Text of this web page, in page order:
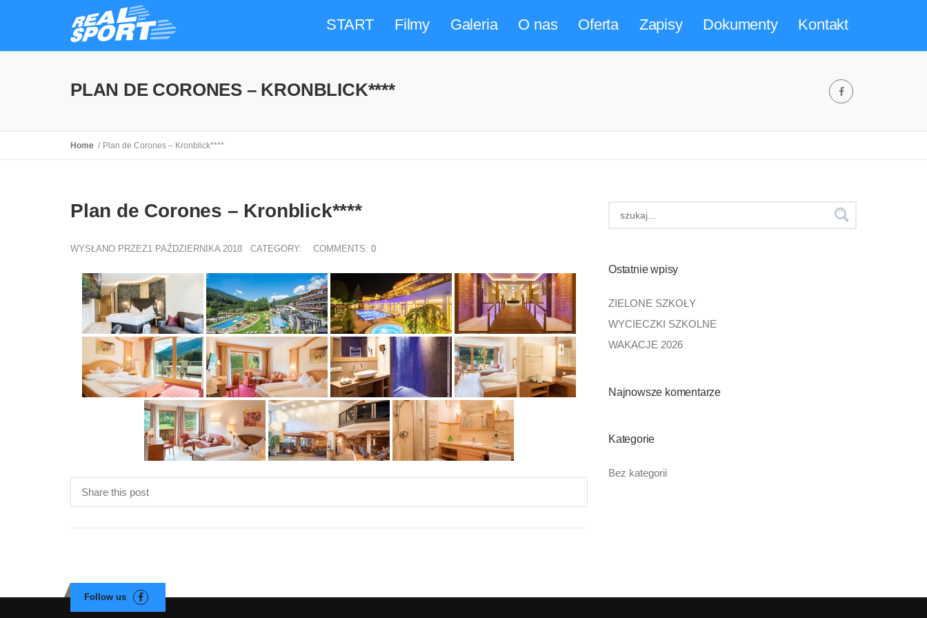
START Filmy Galeria O nas Oferta Zapisy Dokumenty Kontakt
PLAN DE CORONES – KRONBLICK****
Home Plan de Corones – Kronblick****
Plan de Corones – Kronblick****
WYSŁANO PRZEZ1 PAŹDZIERNIKA 2018 CATEGORY: COMMENTS: 0
Share this post
Ostatnie wpisy
ZIELONE SZKOŁY
WYCIECZKI SZKOLNE
WAKACJE 2026
Najnowsze komentarze
Kategorie
Bez kategorii